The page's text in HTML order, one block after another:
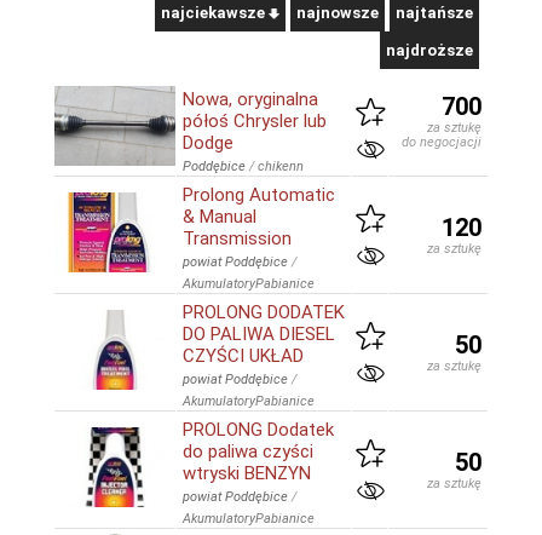
najciekawsze najnowsze najtańsze
najdroższe
Nowa, oryginalna
półoś Chrysler lub
Dodge
Poddębice /chikenn
700
za sztukę
do negocjacji
Prolong Automatic
& Manual
Transmission
powiat Poddębice /
AkumulatoryPabianice
120
za sztukę
PROLONG DODATEK
DO PALIWA DIESEL
CZYŚCI UKŁAD
powiat Poddębice /
AkumulatoryPabianice
50
za sztukę
PROLONG Dodatek
do paliwa czyści
wtryski BENZYN
powiat Poddębice /
AkumulatoryPabianice
50
za sztukę